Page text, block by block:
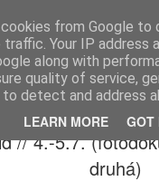
from Google to
Your IP address
along with
quality of service,
detect and address
LEARN MORE GOT
// 4.-5.7.
druhá)